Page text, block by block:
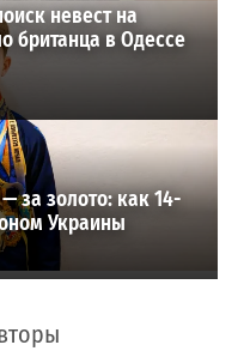
невест на
британца в Одессе
за золото: как 14-
Украины